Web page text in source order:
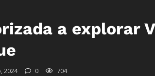
a explorar
2024 0 704